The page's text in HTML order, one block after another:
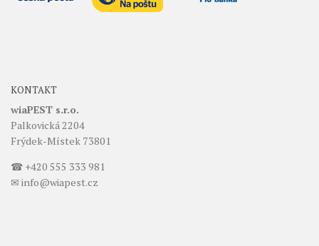
KONTAKT
wiaPEST s.r.o.
Palkovická 2204
Frýdek-Místek 73801
☎ +420 555 333 981
✉ info@wiapest.cz